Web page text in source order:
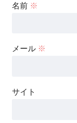
名前 ※
メール ※
サイト